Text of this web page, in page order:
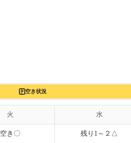
空き状況
火 水
空き〇 残り1～２△